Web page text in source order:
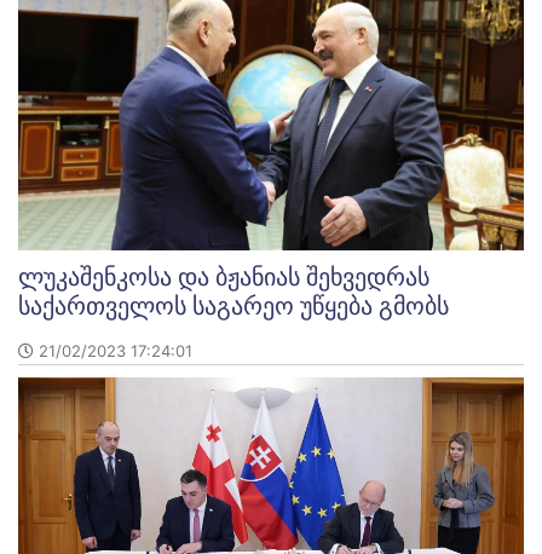
ლუკაშენკოსა და ბჟანიას შეხვედრას
საქართველოს საგარეო უწყება გმობს
21/02/2023 17:24:01